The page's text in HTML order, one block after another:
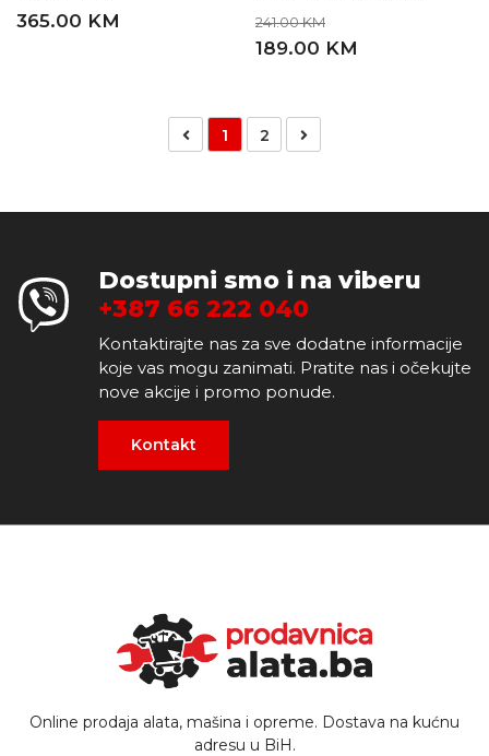
365.00 KM 241.00 KM
189.00 KM
1 2
Dostupni smo i na viberu
+387 66 222 040
Kontaktirajte nas za sve dodatne informacije
koje vas mogu zanimati. Pratite nas i očekujte
nove akcije i promo ponude.
Kontakt
Online prodaja alata, mašina i opreme. Dostava na kućnu
adresu u BiH.